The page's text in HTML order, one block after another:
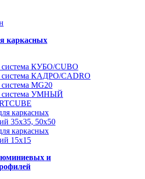
каркасных
система КУБО/CUBO
система КАДРО/CADRO
MG20
система УМНЫЙ
каркасных
35x35, 50x50
каркасных
15х15
и